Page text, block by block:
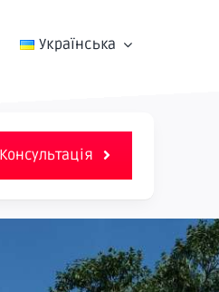
Українська
Консультація